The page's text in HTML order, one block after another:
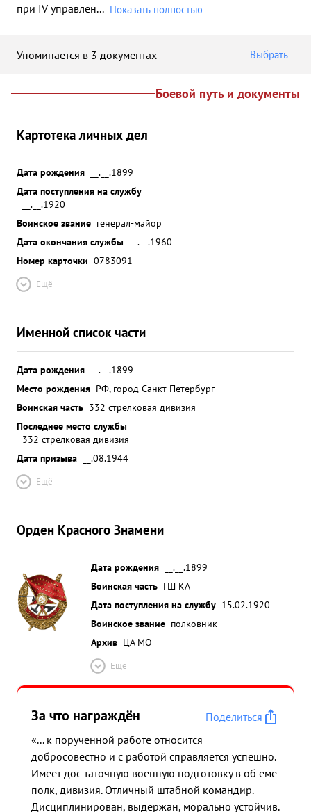
при IV управлен... Показать полностью
Упоминается в 3 документах Выбрать
Боевой путь и документы
Картотека личных дел
Дата рождения
__.__.1899
Дата поступления на службу
__.__.1920
Воинское звание генерал-майор
Дата окончания службы
__.__.1960
Номер карточки 0783091
Ещё
Именной список части
Дата рождения
__.__.1899
Место рождения РФ, город Санкт-Петербург
Воинская часть 332 стрелковая дивизия
Последнее место службы
332 стрелковая дивизия
Дата призыва
__.08.1944
Ещё
Орден Красного Знамени
Дата рождения
__.__.1899
Воинская часть ГШ КА
Дата поступления на службу 15.02.1920
Воинское звание полковник
Архив ЦА МО
Ещё
За что награждён
Поделиться
«... к порученной работе относится
добросовестно и с работой справляется успешно.
Имеет дос таточную военную подготовку в об еме
полк, дивизия. Отличный штабной командир.
Дисциплинирован, выдержан, морально устойчив.